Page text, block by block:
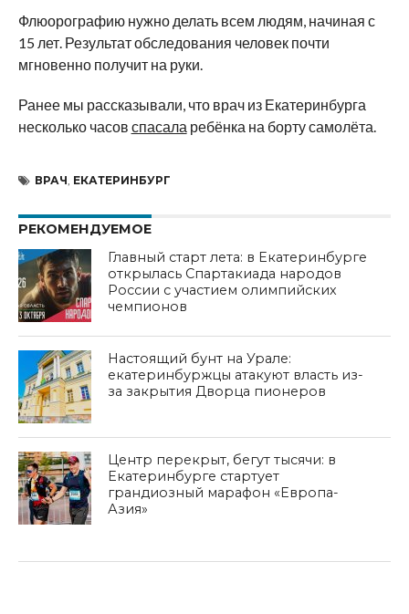
Флюорографию нужно делать всем людям, начиная с
15 лет. Результат обследования человек почти
мгновенно получит на руки.
Ранее мы рассказывали, что врач из Екатеринбурга
несколько часов спасала ребёнка на борту самолёта.
ВРАЧ, ЕКАТЕРИНБУРГ
РЕКОМЕНДУЕМОЕ
Главный старт лета: в Екатеринбурге
открылась Спартакиада народов
России с участием олимпийских
чемпионов
Настоящий бунт на Урале:
екатеринбуржцы атакуют власть из-
за закрытия Дворца пионеров
Центр перекрыт, бегут тысячи: в
Екатеринбурге стартует
грандиозный марафон «Европа-
Азия»